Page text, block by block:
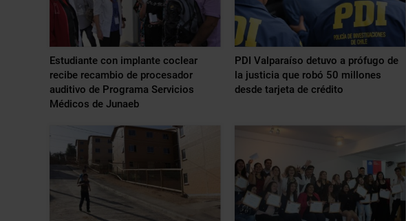
Estudiante con implante coclear
recibe recambio de procesador
auditivo de Programa Servicios
Médicos de Junaeb
PDI Valparaíso detuvo a prófugo de
la justicia que robó 50 millones
desde tarjeta de crédito